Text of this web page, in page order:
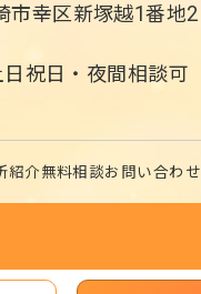
市幸区新塚越1番地2
祝日・夜間相談可
紹介無料相談お問い合わせ